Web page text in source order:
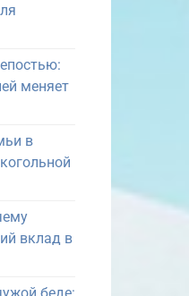
меняет
в
вклад в